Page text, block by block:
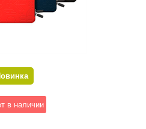
в наличии